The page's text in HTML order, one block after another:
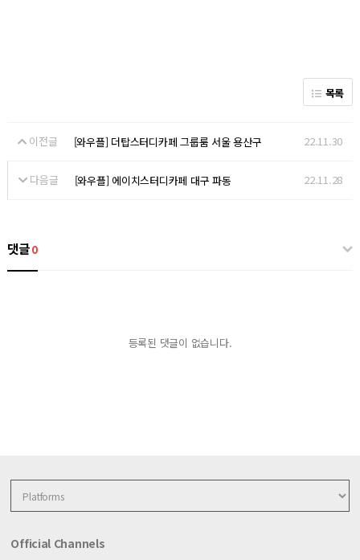
목록
이전글 [와우플] 더탑스터디카페 그룹룸 서울 용산구 22.11.30
다음글 [와우플] 에이치스터디카페 대구 파동 22.11.28
댓글0
등록된 댓글이 없습니다.
Official Channels